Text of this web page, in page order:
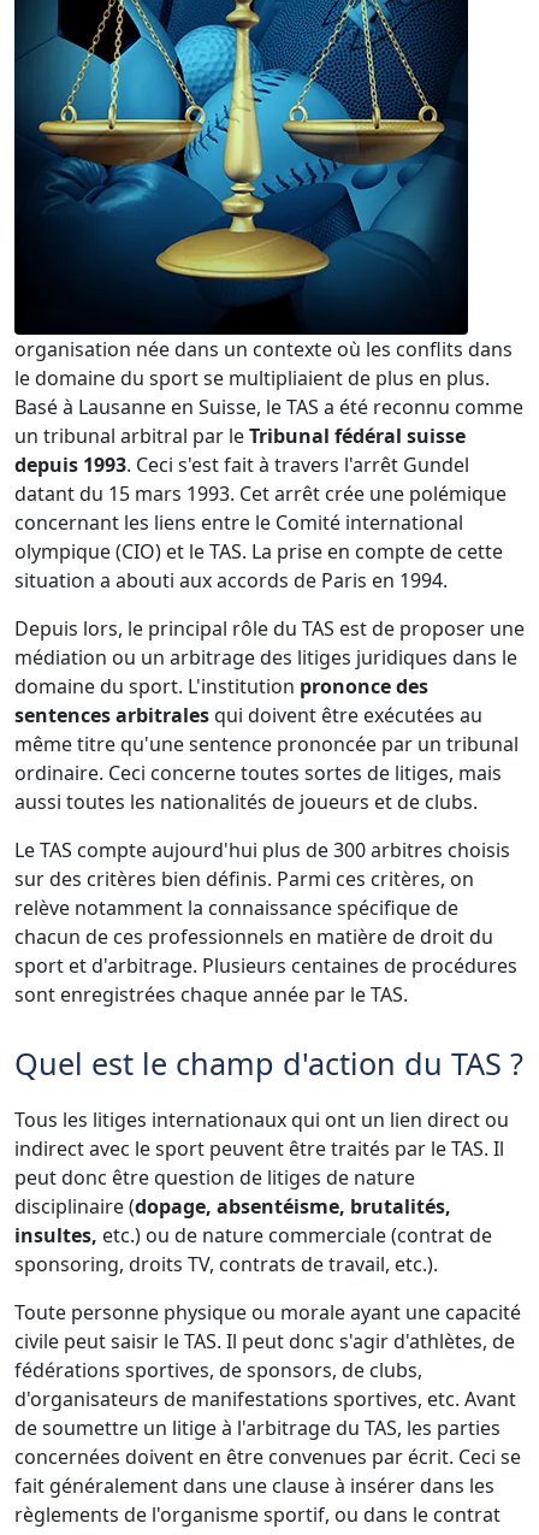
organisation née dans un contexte où les conflits dans
le domaine du sport se multipliaient de plus en plus.
Basé à Lausanne en Suisse, le TAS a été reconnu comme
un tribunal arbitral par leTribunal fédéral suisse
depuis 1993. Ceci s'est fait à travers l'arrêt Gundel
datant du 15 mars 1993. Cet arrêt crée une polémique
concernant les liens entre le Comité international
olympique (CIO) et le TAS. La prise en compte de cette
situation a abouti aux accords de Paris en 1994.
Depuis lors, le principal rôle du TAS est de proposer une
médiation ou un arbitrage des litiges juridiques dans le
domaine du sport. L'institution prononce des
sentences arbitralesqui doivent être exécutées au
même titre qu'une sentence prononcée par un tribunal
ordinaire. Ceci concerne toutes sortes de litiges, mais
aussi toutes les nationalités de joueurs et de clubs.
Le TAS compte aujourd'hui plus de 300 arbitres choisis
sur des critères bien définis. Parmi ces critères, on
relève notamment la connaissance spécifique de
chacun de ces professionnels en matière de droit du
sport et d'arbitrage. Plusieurs centaines de procédures
sont enregistrées chaque année par le TAS.
Quel est le champ d'action du TAS ?
Tous les litiges internationaux qui ont un lien direct ou
indirect avec le sport peuvent être traités par le TAS. Il
peut donc être question de litiges de nature
disciplinaire (dopage, absentéisme, brutalités,
insultes, etc.) ou de nature commerciale (contrat de
sponsoring, droits TV, contrats de travail, etc.).
Toute personne physique ou morale ayant une capacité
civile peut saisir le TAS. Il peut donc s'agir d'athlètes, de
fédérations sportives, de sponsors, de clubs,
d'organisateurs de manifestations sportives, etc. Avant
de soumettre un litige à l'arbitrage du TAS, les parties
concernées doivent en être convenues par écrit. Ceci se
fait généralement dans une clause à insérer dans les
règlements de l'organisme sportif, ou dans le contrat